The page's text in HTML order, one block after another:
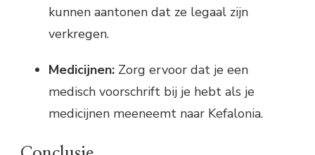
kunnen aantonen dat ze legaal zijn
verkregen.
Medicijnen: Zorg ervoor dat je een
medisch voorschrift bij je hebt als je
medicijnen meeneemt naar Kefalonia.